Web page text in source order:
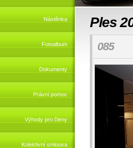
Nástěnka
Fotoalbum
Dokumenty
Právní pomoc
Výhody pro členy
Kolektivní smlouva
Ples
085